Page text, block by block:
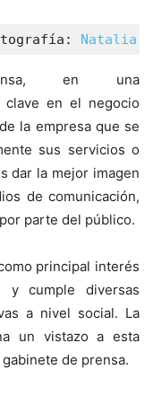
Natalia
en una
clave en el negocio
la empresa que se
sus servicios o
dar la mejor imagen
de comunicación,
parte del público.
principal interés
y cumple diversas
a nivel social. La
un vistazo a esta
de prensa.